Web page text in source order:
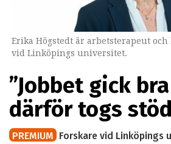
Erika Högstedt är arbetsterapeut
vid Linköpings universitet.
”Jobbet gick
därför togs
PREMIUM Forskare vid Linköpings